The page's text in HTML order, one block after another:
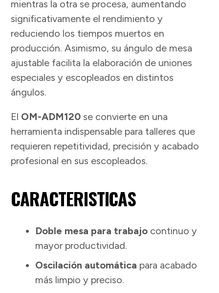
mientras la otra se procesa, aumentando
significativamente el rendimiento y
reduciendo los tiempos muertos en
producción. Asimismo, su ángulo de mesa
ajustable facilita la elaboración de uniones
especiales y escopleados en distintos
ángulos.
El OM-ADM120 se convierte en una
herramienta indispensable para talleres que
requieren repetitividad, precisión y acabado
profesional en sus escopleados.
CARACTERISTICAS
Doble mesa para trabajo continuo y
mayor productividad.
Oscilación automática para acabado
más limpio y preciso.